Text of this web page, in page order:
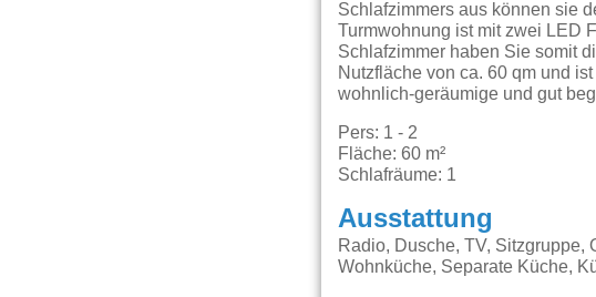
Schlafzimmers aus können sie
Turmwohnung ist mit zwei LED
Schlafzimmer haben Sie somit
Nutzfläche von ca. 60 qm und
wohnlich-geräumige und gut
Pers: 1 - 2
Fläche: 60 m²
Schlafräume: 1
Ausstattung
Radio, Dusche, TV, Sitzgruppe,
Wohnküche, Separate Küche,